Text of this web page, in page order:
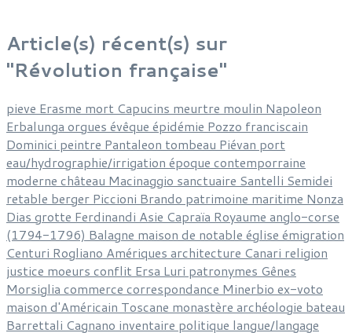
Article(s) récent(s) sur
"Révolution française"
pieve Erasme mort Capucins meurtre moulin Napoleon
Erbalunga orgues évêque épidémie Pozzo franciscain
Dominici peintre Pantaleon tombeau Piévan port
eau/hydrographie/irrigation époque contemporraine
moderne château Macinaggio sanctuaire Santelli Semidei
retable berger Piccioni Brando patrimoine maritime Nonza
Dias grotte Ferdinandi Asie Capraïa Royaume anglo-corse
(1794-1796) Balagne maison de notable église émigration
Centuri Rogliano Amériques architecture Canari religion
justice moeurs conflit Ersa Luri patronymes Gênes
Morsiglia commerce correspondance Minerbio ex-voto
maison d'Américain Toscane monastère archéologie bateau
Barrettali Cagnano inventaire politique langue/langage